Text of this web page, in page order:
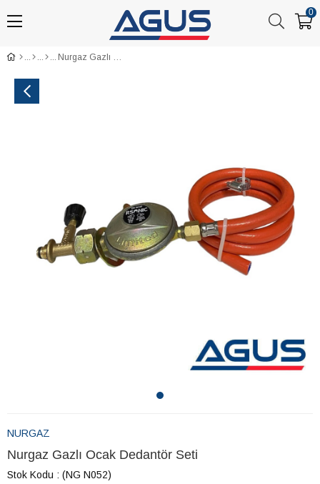
0
Nurgaz Gazlı Ocak Dedantör Seti
NURGAZ
Nurgaz Gazlı Ocak Dedantör Seti
Stok Kodu (NG N052)